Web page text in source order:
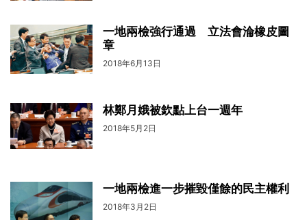
一地兩檢強行通過 立法會淪橡皮圖
章
2018年6月13日
林鄭月娥被欽點上台一週年
2018年5月2日
一地兩檢進一步摧毀僅餘的民主權利
2018年3月2日